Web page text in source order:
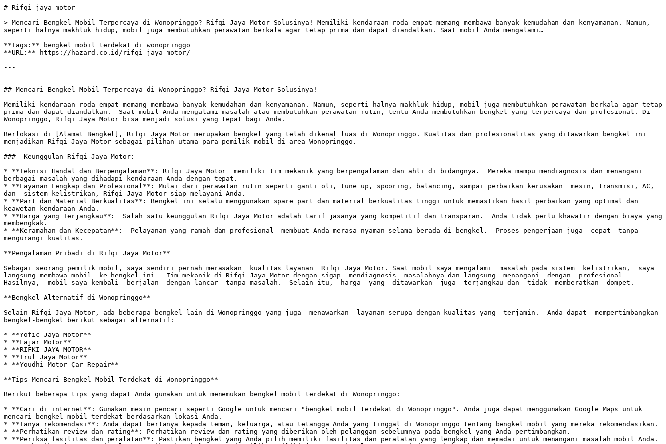
# Rifqi jaya motor
> Mencari Bengkel Mobil Terpercaya di Wonopringgo? Rifqi Jaya Motor Solusinya! Memiliki kendaraan roda empat memang membawa banyak kemudahan dan kenyamanan. Namun,
seperti halnya makhluk hidup, mobil juga membutuhkan perawatan berkala agar tetap prima dan dapat diandalkan. Saat mobil Anda mengalami…
**Tags:** bengkel mobil terdekat di wonopringgo
**URL:** https://hazard.co.id/rifqi-jaya-motor/
---
## Mencari Bengkel Mobil Terpercaya di Wonopringgo? Rifqi Jaya Motor Solusinya!
Memiliki kendaraan roda empat memang membawa banyak kemudahan dan kenyamanan. Namun, seperti halnya makhluk hidup, mobil juga membutuhkan perawatan berkala agar tetap
prima dan dapat diandalkan.  Saat mobil Anda mengalami masalah atau membutuhkan perawatan rutin, tentu Anda membutuhkan bengkel yang terpercaya dan profesional. Di
Wonopringgo, Rifqi Jaya Motor bisa menjadi solusi yang tepat bagi Anda.
Berlokasi di [Alamat Bengkel], Rifqi Jaya Motor merupakan bengkel yang telah dikenal luas di Wonopringgo. Kualitas dan profesionalitas yang ditawarkan bengkel ini
menjadikan Rifqi Jaya Motor sebagai pilihan utama para pemilik mobil di area Wonopringgo.
###  Keunggulan Rifqi Jaya Motor:
* **Teknisi Handal dan Berpengalaman**: Rifqi Jaya Motor  memiliki tim mekanik yang berpengalaman dan ahli di bidangnya.  Mereka mampu mendiagnosis dan menangani
berbagai masalah yang dihadapi kendaraan Anda dengan tepat.
* **Layanan Lengkap dan Profesional**: Mulai dari perawatan rutin seperti ganti oli, tune up, spooring, balancing, sampai perbaikan kerusakan  mesin, transmisi, AC,
dan  sistem kelistrikan, Rifqi Jaya Motor siap melayani Anda.
* **Part dan Material Berkualitas**: Bengkel ini selalu menggunakan spare part dan material berkualitas tinggi untuk memastikan hasil perbaikan yang optimal dan
keawetan kendaraan Anda.
* **Harga yang Terjangkau**:  Salah satu keunggulan Rifqi Jaya Motor adalah tarif jasanya yang kompetitif dan transparan.  Anda tidak perlu khawatir dengan biaya yang
membengkak.
* **Keramahan dan Kecepatan**:  Pelayanan yang ramah dan profesional  membuat Anda merasa nyaman selama berada di bengkel.  Proses pengerjaan juga  cepat  tanpa
mengurangi kualitas.
**Pengalaman Pribadi di Rifqi Jaya Motor**
Sebagai seorang pemilik mobil, saya sendiri pernah merasakan  kualitas layanan  Rifqi Jaya Motor. Saat mobil saya mengalami  masalah pada sistem  kelistrikan,  saya
langsung membawa mobil  ke bengkel ini.  Tim mekanik di Rifqi Jaya Motor dengan sigap  mendiagnosis  masalahnya dan langsung  menangani  dengan  profesional.
Hasilnya,  mobil saya kembali  berjalan  dengan lancar  tanpa masalah.  Selain itu,  harga  yang  ditawarkan  juga  terjangkau dan  tidak  memberatkan  dompet.
**Bengkel Alternatif di Wonopringgo**
Selain Rifqi Jaya Motor, ada beberapa bengkel lain di Wonopringgo yang juga  menawarkan  layanan serupa dengan kualitas yang  terjamin.  Anda dapat  mempertimbangkan
bengkel-bengkel berikut sebagai alternatif:
* **Yofic Jaya Motor**
* **Fajar Motor**
* **RIFKI JAYA MOTOR**
* **Irul Jaya Motor**
* **Youdhi Motor Çar Repair**
**Tips Mencari Bengkel Mobil Terdekat di Wonopringgo**
Berikut beberapa tips yang dapat Anda gunakan untuk menemukan bengkel mobil terdekat di Wonopringgo:
* **Cari di internet**: Gunakan mesin pencari seperti Google untuk mencari "bengkel mobil terdekat di Wonopringgo". Anda juga dapat menggunakan Google Maps untuk
mencari bengkel mobil terdekat berdasarkan lokasi Anda.
* **Tanya rekomendasi**: Anda dapat bertanya kepada teman, keluarga, atau tetangga Anda yang tinggal di Wonopringgo tentang bengkel mobil yang mereka rekomendasikan.
* **Perhatikan review dan rating**: Perhatikan review dan rating yang diberikan oleh pelanggan sebelumnya pada bengkel yang Anda pertimbangkan.
* **Periksa fasilitas dan peralatan**: Pastikan bengkel yang Anda pilih memiliki fasilitas dan peralatan yang lengkap dan memadai untuk menangani masalah mobil Anda.